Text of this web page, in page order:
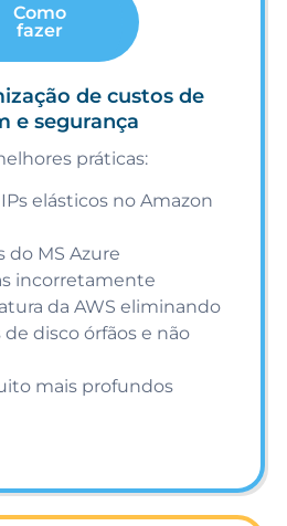
Como
fazer
de custos de
e segurança
práticas:
elásticos no Amazon
do MS Azure
incorretamente
da AWS eliminando
disco órfãos e não
mais profundos